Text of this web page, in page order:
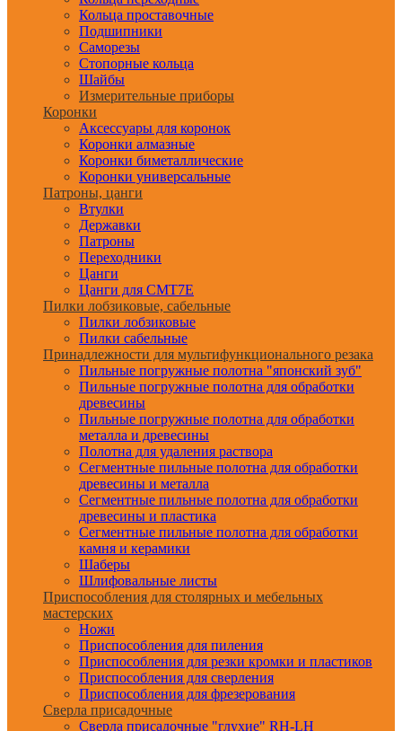
Кольца проставочные
Подшипники
Саморезы
Стопорные кольца
Шайбы
Измерительные приборы
Коронки
Аксессуары для коронок
Коронки алмазные
Коронки биметаллические
Коронки универсальные
Патроны, цанги
Втулки
Державки
Патроны
Переходники
Цанги
Цанги для CMT7E
Пилки лобзиковые, сабельные
Пилки лобзиковые
Пилки сабельные
Принадлежности для мультифункционального резака
Пильные погружные полотна "японский зуб"
Пильные погружные полотна для обработки
древесины
Пильные погружные полотна для обработки
металла и древесины
Полотна для удаления раствора
Сегментные пильные полотна для обработки
древесины и металла
Сегментные пильные полотна для обработки
древесины и пластика
Сегментные пильные полотна для обработки
камня и керамики
Шаберы
Шлифовальные листы
Приспособления для столярных и мебельных
мастерских
Ножи
Приспособления для пиления
Приспособления для резки кромки и пластиков
Приспособления для сверления
Приспособления для фрезерования
Сверла присадочные
Сверла присадочные "глухие" RH-LH